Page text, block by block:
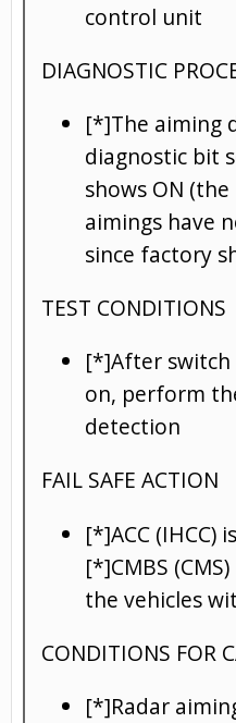
control unit
DIAGNOSTIC
[*]The aiming
diagnostic bit
shows ON
aimings have
since factory
TEST CONDITIONS
[*]After
on, perform
detection
FAIL SAFE ACTION
[*]ACC (IHCC)
[*]CMBS
the vehicles
CONDITIONS FOR
[*]Radar